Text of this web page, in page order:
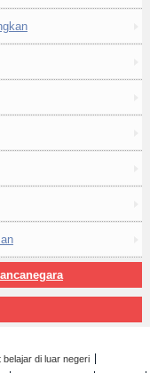
belajar di luar negeri